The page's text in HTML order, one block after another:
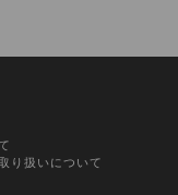
り扱いについて